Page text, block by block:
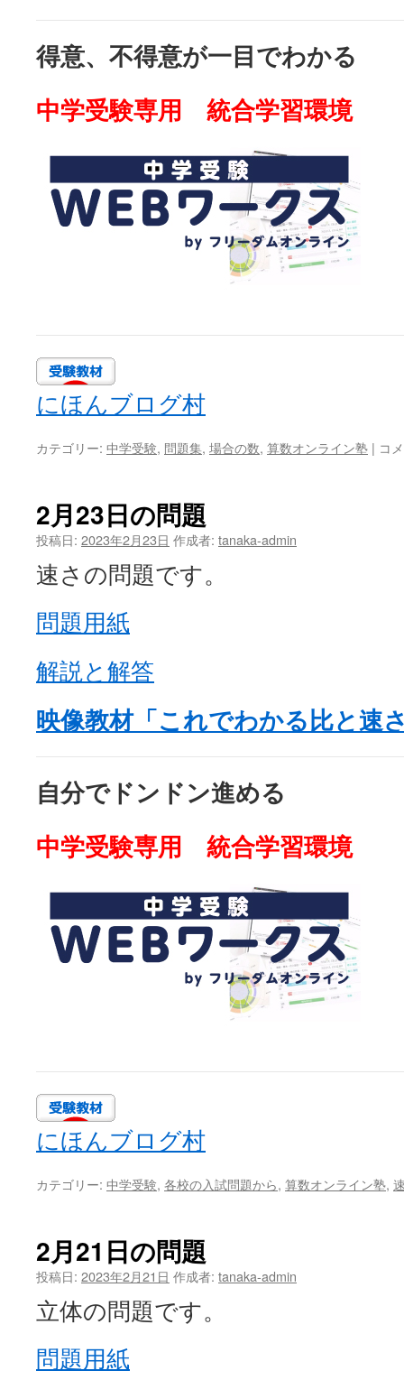
得意、不得意が一目でわかる
中学受験専用 統合学習環境
にほんブログ村
カテゴリー: 中学受験, 問題集, 場合の数, 算数オンライン塾 | 2
コ
2月23日の問題
投稿日: 2023年2月23日 作成者: tanaka-admin
速さの問題です。
問題用紙
解説と解答
映像教材「これでわかる比と速
自分でドンドン進める
中学受験専用 統合学習環境
にほんブログ村
カテゴリー: 中学受験, 各校の入試問題から, 算数オンライン塾,
2月21日の問題
投稿日: 2023年2月21日 作成者: tanaka-admin
立体の問題です。
問題用紙